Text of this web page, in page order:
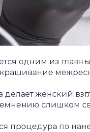
одним из
делает женский
слишком
процедура по